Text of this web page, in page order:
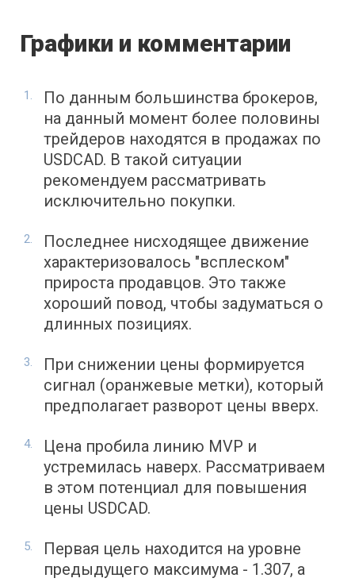
Графики и комментарии
По данным большинства брокеров,
на данный момент более половины
трейдеров находятся в продажах по
USDCAD. В такой ситуации
рекомендуем рассматривать
исключительно покупки.
Последнее нисходящее движение
характеризовалось "всплеском"
прироста продавцов. Это также
хороший повод, чтобы задуматься о
длинных позициях.
При снижении цены формируется
сигнал (оранжевые метки), который
предполагает разворот цены вверх.
Цена пробила линию MVP и
устремилась наверх. Рассматриваем
в этом потенциал для повышения
цены USDCAD.
Первая цель находится на уровне
предыдущего максимума - 1.307, а